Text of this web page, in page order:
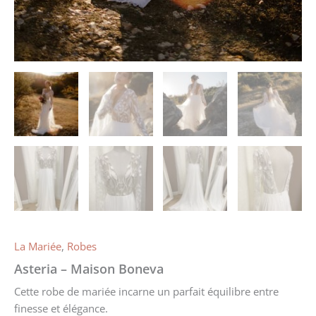
La Mariée, Robes
Asteria – Maison Boneva
Cette robe de mariée incarne un parfait équilibre entre
finesse et élégance.